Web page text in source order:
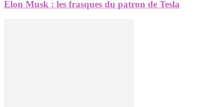
Elon Musk : les frasques du patron de Tesla